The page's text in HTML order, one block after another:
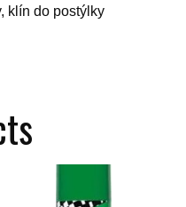
klín do postýlky